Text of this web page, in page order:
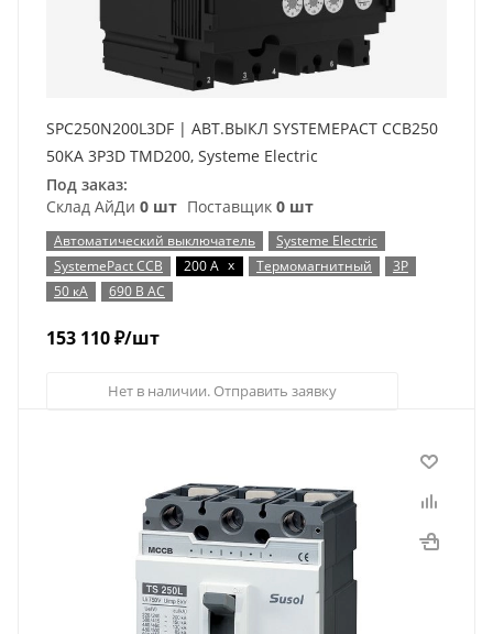
SPC250N200L3DF | АВТ.ВЫКЛ SYSTEMEPACT CCB250
50KA 3P3D TMD200, Systeme Electric
Под заказ:
Склад АйДи 0 шт Поставщик 0 шт
Автоматический выключатель
Systeme Electric
SystemePact CCB
200 А x Термомагнитный
3P
50 кА
690 В AC
153 110₽/шт
Нет в наличии. Отправить заявку